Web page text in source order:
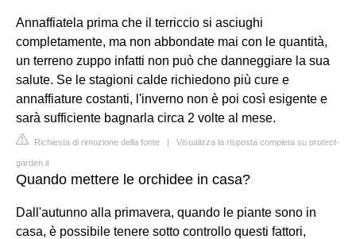
Annaffiatela prima che il terriccio si asciughi
completamente, ma non abbondate mai con le quantità,
un terreno zuppo infatti non può che danneggiare la sua
salute. Se le stagioni calde richiedono più cure e
annaffiature costanti, l'inverno non è poi così esigente e
sarà sufficiente bagnarla circa 2 volte al mese.
Richiesta di rimozione della fonte | Visualizza la risposta completa su protect-
garden.it
Quando mettere le orchidee in casa?
Dall'autunno alla primavera, quando le piante sono in
casa, è possibile tenere sotto controllo questi fattori,